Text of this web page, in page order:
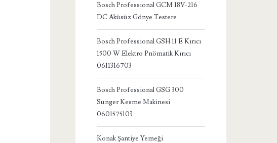
Bosch Professional GCM 18V-216
DC Aküsüz Gönye Testere
Bosch Professional GSH 11 E Kırıcı
1500 W Elektro Pnömatik Kırıcı
0611316703
Bosch Professional GSG 300
Sünger Kesme Makinesi
0601575103
Konak Şantiye Yemeği